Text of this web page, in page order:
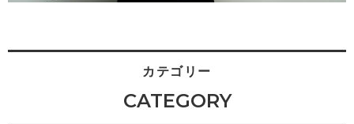
カテゴリー
CATEGORY